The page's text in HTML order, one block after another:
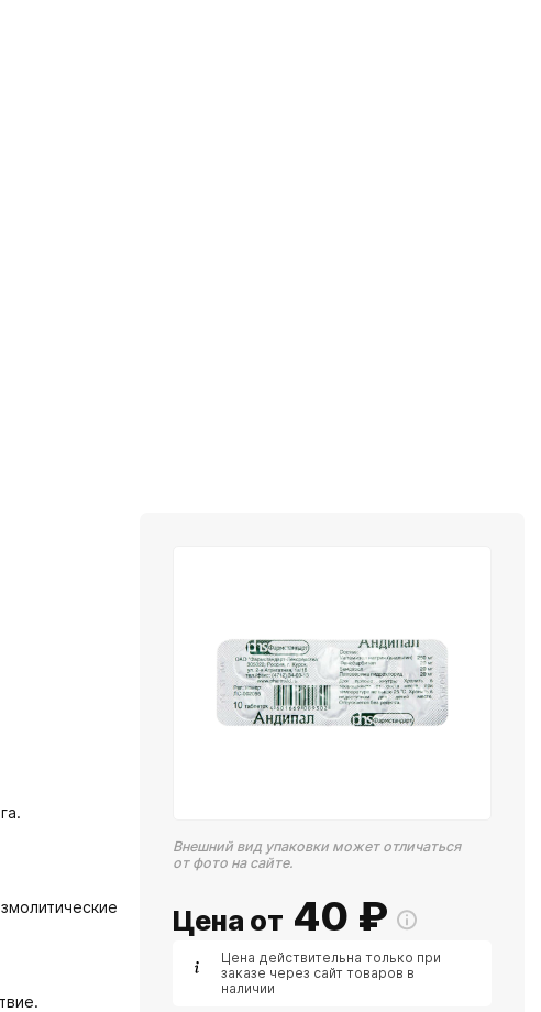
Внешний вид упаковки может отличаться
от фото на сайте.
Цена от 40 ₽
Цена действительна только при
заказе через сайт товаров в
наличии